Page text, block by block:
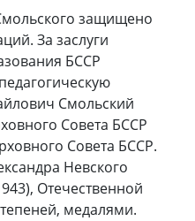
защищено
За заслуги
БССР
Смольский
Совета БССР
Совета БССР.
Невского
Отечественной
медалями.